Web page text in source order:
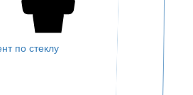
по стеклу